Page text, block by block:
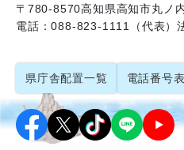
〒780-8570高知県高知市丸ノ
電話：088-823-1111（代表）
県庁舎配置一覧 電話番号表